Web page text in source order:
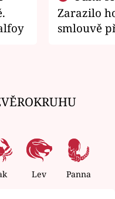
Zarazilo
smlouvě
Lev Panna